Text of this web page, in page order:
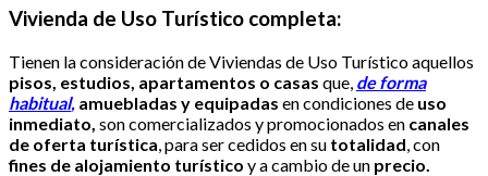
Vivienda de Uso Turístico completa:
Tienen la consideración de Viviendas de Uso Turístico aquellos
pisos, estudios, apartamentos o casas que, de forma
habitual, amuebladas y equipadas en condiciones de uso
inmediato, son comercializados y promocionados en canales
de oferta turística , para ser cedidos en su totalidad , con
fines de alojamiento turístico y a cambio de un precio.